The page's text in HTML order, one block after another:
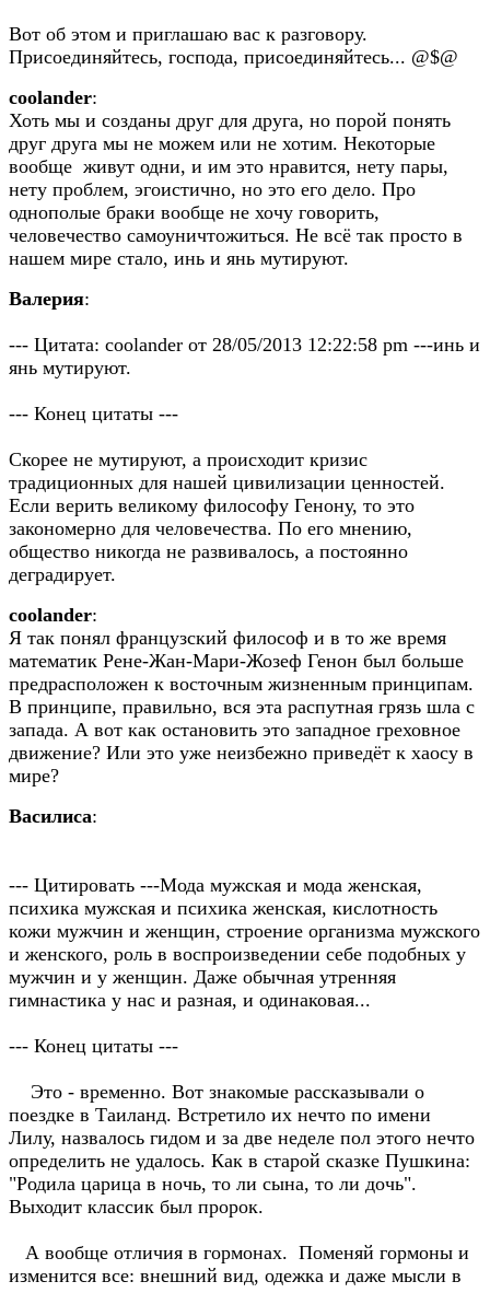
Вот об этом и приглашаю вас к разговору.
Присоединяйтесь, господа, присоединяйтесь... @$@
coolander:
Хоть мы и созданы друг для друга, но порой понять
друг друга мы не можем или не хотим. Некоторые
вообще живут одни, и им это нравится, нету пары,
нету проблем, эгоистично, но это его дело. Про
однополые браки вообще не хочу говорить,
человечество самоуничтожиться. Не всё так просто в
нашем мире стало, инь и янь мутируют.
Валерия:
--- Цитата: coolander от 28/05/2013 12:22:58 pm ---инь и
янь мутируют.
--- Конец цитаты ---
Скорее не мутируют, а происходит кризис
традиционных для нашей цивилизации ценностей.
Если верить великому философу Генону, то это
закономерно для человечества. По его мнению,
общество никогда не развивалось, а постоянно
деградирует.
coolander:
Я так понял французский философ и в то же время
математик Рене-Жан-Мари-Жозеф Генон был больше
предрасположен к восточным жизненным принципам.
В принципе, правильно, вся эта распутная грязь шла с
запада. А вот как остановить это западное греховное
движение? Или это уже неизбежно приведёт к хаосу в
мире?
Василиса:
--- Цитировать ---Мода мужская и мода женская,
психика мужская и психика женская, кислотность
кожи мужчин и женщин, строение организма мужского
и женского, роль в воспроизведении себе подобных у
мужчин и у женщин. Даже обычная утренняя
гимнастика у нас и разная, и одинаковая...
--- Конец цитаты ---
Это - временно. Вот знакомые рассказывали о
поездке в Таиланд. Встретило их нечто по имени
Лилу, назвалось гидом и за две неделе пол этого нечто
определить не удалось. Как в старой сказке Пушкина:
"Родила царица в ночь, то ли сына, то ли дочь".
Выходит классик был пророк.
А вообще отличия в гормонах. Поменяй гормоны и
изменится все: внешний вид, одежка и даже мысли в